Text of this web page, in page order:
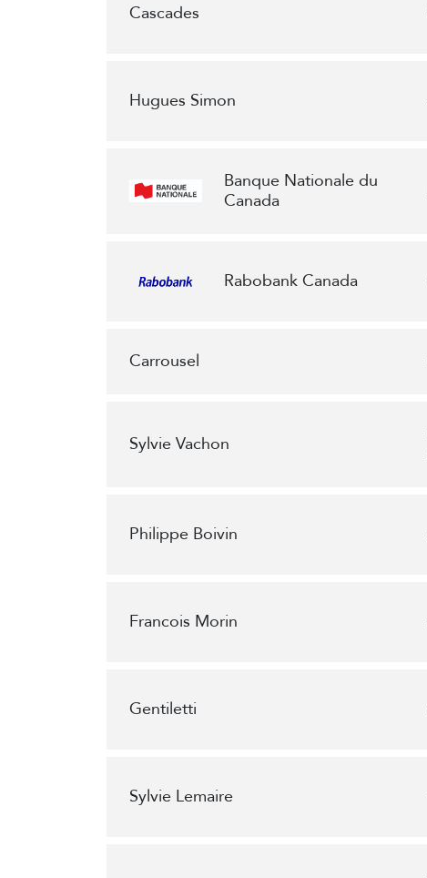
Cascades
Hugues Simon
Banque Nationale du
Canada
Rabobank Canada
Carrousel
Sylvie Vachon
Philippe Boivin
Francois Morin
Gentiletti
Sylvie Lemaire